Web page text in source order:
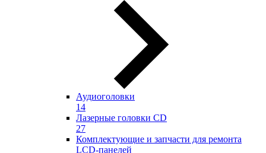
Аудиоголовки
14
Лазерные головки CD
27
Комплектующие и запчасти для ремонта
LCD-панелей